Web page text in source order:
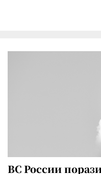
ВС России